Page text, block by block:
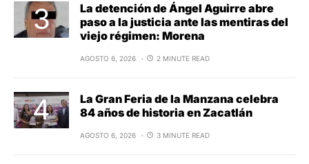
La detención de Ángel Aguirre abre
paso a la justicia ante las mentiras del
viejo régimen: Morena
AGOSTO 6, 2026 2 MINUTE READ
La Gran Feria de la Manzana celebra
84 años de historia en Zacatlán
AGOSTO 6, 2026 3 MINUTE READ